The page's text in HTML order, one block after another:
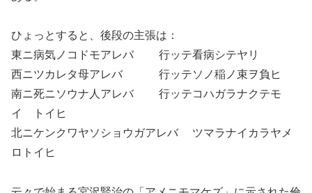
ひょっとすると、後段の主張は：
東ニ病気ノコドモアレバ 行ッテ看病シテヤリ
西ニツカレタ母アレバ 行ッテソノ稲ノ束ヲ負ヒ
南ニ死ニソウナ人アレバ 行ッテコハガラナクテモ
イゝトイヒ
北ニケンクワヤソショウガアレバ ツマラナイカラヤメ
ロトイヒ